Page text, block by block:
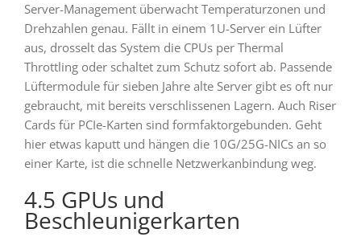
Server-Management überwacht Temperaturzonen und
Drehzahlen genau. Fällt in einem 1U-Server ein Lüfter
aus, drosselt das System die CPUs per Thermal
Throttling oder schaltet zum Schutz sofort ab. Passende
Lüftermodule für sieben Jahre alte Server gibt es oft nur
gebraucht, mit bereits verschlissenen Lagern. Auch Riser
Cards für PCIe-Karten sind formfaktorgebunden. Geht
hier etwas kaputt und hängen die 10G/25G-NICs an so
einer Karte, ist die schnelle Netzwerkanbindung weg.
4.5 GPUs und
Beschleunigerkarten